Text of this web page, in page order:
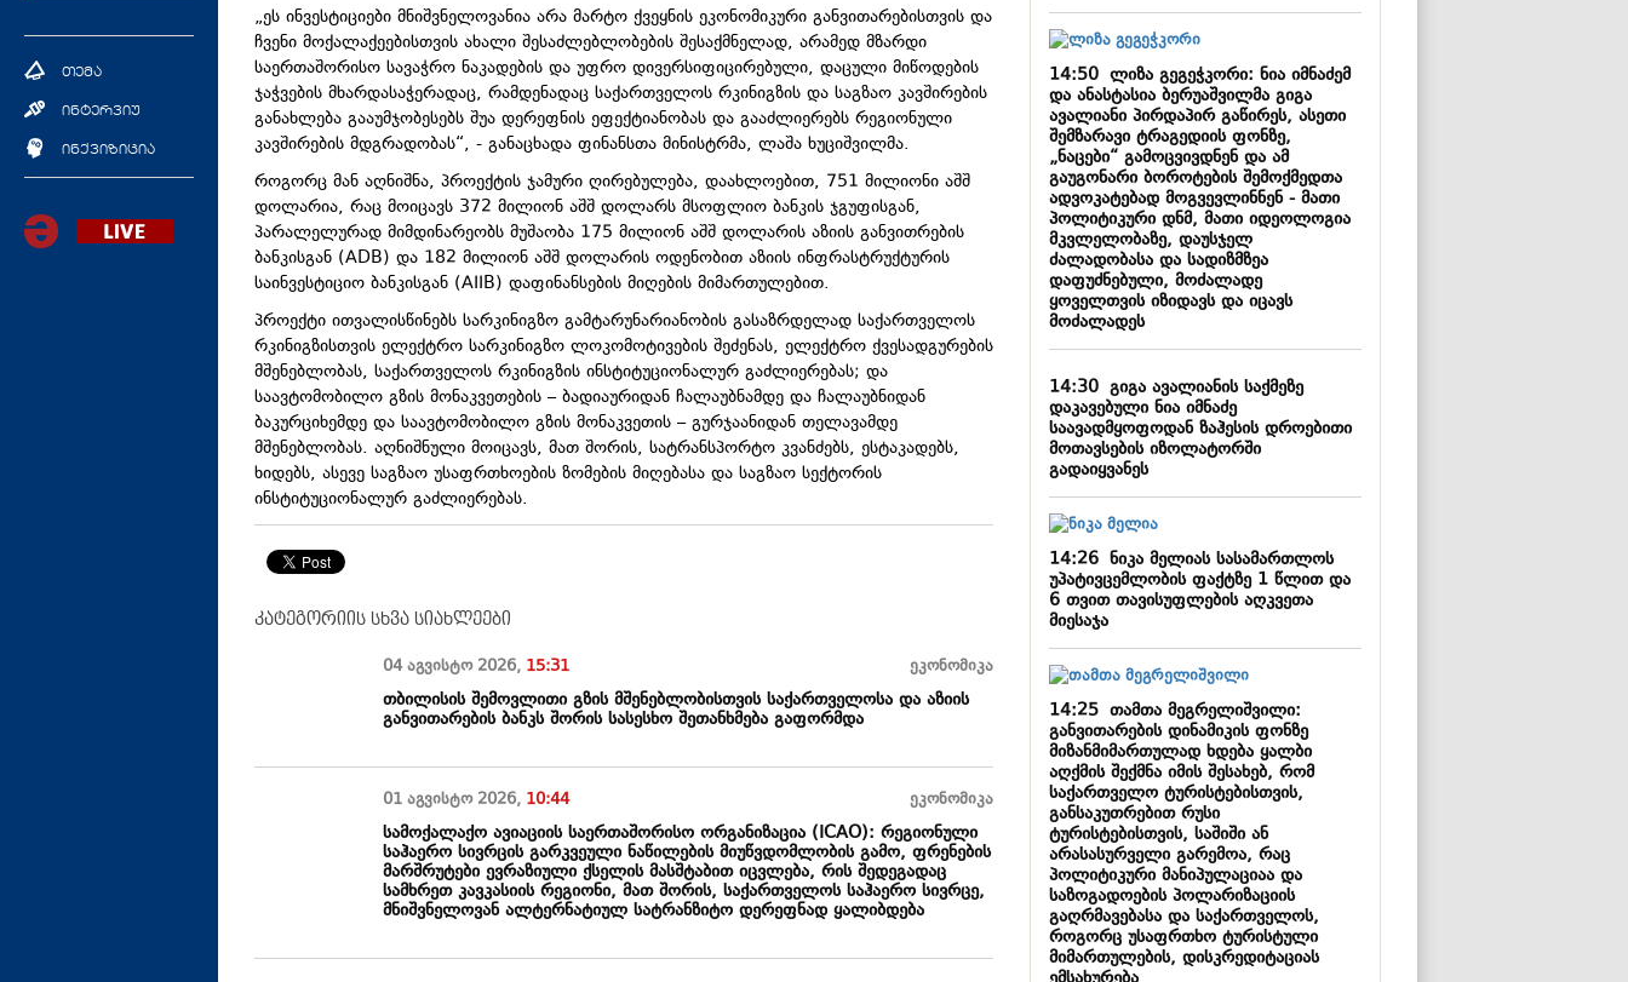
თემა
ინტერვიუ
ინქვიზიცია
„ეს ინვესტიციები მნიშვნელოვანია არა მარტო ქვეყნის ეკონომიკური განვითარებისთვის და
ჩვენი მოქალაქეებისთვის ახალი შესაძლებლობების შესაქმნელად, არამედ მზარდი
საერთაშორისო სავაჭრო ნაკადების და უფრო დივერსიფიცირებული, დაცული მიწოდების
ჯაჭვების მხარდასაჭერადაც, რამდენადაც საქართველოს რკინიგზის და საგზაო კავშირების
განახლება გააუმჯობესებს შუა დერეფნის ეფექტიანობას და გააძლიერებს რეგიონული
კავშირების მდგრადობას“, - განაცხადა ფინანსთა მინისტრმა, ლაშა ხუციშვილმა.
როგორც მან აღნიშნა, პროექტის ჯამური ღირებულება, დაახლოებით, 751 მილიონი აშშ
დოლარია, რაც მოიცავს 372 მილიონ აშშ დოლარს მსოფლიო ბანკის ჯგუფისგან,
პარალელურად მიმდინარეობს მუშაობა 175 მილიონ აშშ დოლარის აზიის განვითრების
ბანკისგან (ADB) და 182 მილიონ აშშ დოლარის ოდენობით აზიის ინფრასტრუქტურის
საინვესტიციო ბანკისგან (AIIB) დაფინანსების მიღების მიმართულებით.
პროექტი ითვალისწინებს სარკინიგზო გამტარუნარიანობის გასაზრდელად საქართველოს
რკინიგზისთვის ელექტრო სარკინიგზო ლოკომოტივების შეძენას, ელექტრო ქვესადგურების
მშენებლობას, საქართველოს რკინიგზის ინსტიტუციონალურ გაძლიერებას; და
საავტომობილო გზის მონაკვეთების – ბადიაურიდან ჩალაუბნამდე და ჩალაუბნიდან
ბაკურციხემდე და საავტომობილო გზის მონაკვეთის – გურჯაანიდან თელავამდე
მშენებლობას. აღნიშნული მოიცავს, მათ შორის, სატრანსპორტო კვანძებს, ესტაკადებს,
ხიდებს, ასევე საგზაო უსაფრთხოების ზომების მიღებასა და საგზაო სექტორის
ინსტიტუციონალურ გაძლიერებას.
კატეგორიის სხვა სიახლეები
04 აგვისტო 2026, 15:31 ეკონომიკა
თბილისის შემოვლითი გზის მშენებლობისთვის საქართველოსა და აზიის
განვითარების ბანკს შორის სასესხო შეთანხმება გაფორმდა
01 აგვისტო 2026, 10:44 ეკონომიკა
სამოქალაქო ავიაციის საერთაშორისო ორგანიზაცია (ICAO): რეგიონული
საჰაერო სივრცის გარკვეული ნაწილების მიუწვდომლობის გამო, ფრენების
მარშრუტები ევრაზიული ქსელის მასშტაბით იცვლება, რის შედეგადაც
სამხრეთ კავკასიის რეგიონი, მათ შორის, საქართველოს საჰაერო სივრცე,
მნიშვნელოვან ალტერნატიულ სატრანზიტო დერეფნად ყალიბდება
14:50ლიზა გეგეჭკორი: ნია იმნაძემ
და ანასტასია ბერუაშვილმა გიგა
ავალიანი პირდაპირ გაწირეს, ასეთი
შემზარავი ტრაგედიის ფონზე,
„ნაცები“ გამოცვივდნენ და ამ
გაუგონარი ბოროტების შემოქმედთა
ადვოკატებად მოგვევლინნენ - მათი
პოლიტიკური დნმ, მათი იდეოლოგია
მკვლელობაზე, დაუსჯელ
ძალადობასა და სადიზმზეა
დაფუძნებული, მოძალადე
ყოველთვის იზიდავს და იცავს
მოძალადეს
14:30გიგა ავალიანის საქმეზე
დაკავებული ნია იმნაძე
საავადმყოფოდან ზაჰესის დროებითი
მოთავსების იზოლატორში
გადაიყვანეს
14:26ნიკა მელიას სასამართლოს
უპატივცემლობის ფაქტზე 1 წლით და
6 თვით თავისუფლების აღკვეთა
მიესაჯა
14:25თამთა მეგრელიშვილი:
განვითარების დინამიკის ფონზე
მიზანმიმართულად ხდება ყალბი
აღქმის შექმნა იმის შესახებ, რომ
საქართველო ტურისტებისთვის,
განსაკუთრებით რუსი
ტურისტებისთვის, საშიში ან
არასასურველი გარემოა, რაც
პოლიტიკური მანიპულაციაა და
საზოგადოების პოლარიზაციის
გაღრმავებასა და საქართველოს,
როგორც უსაფრთხო ტურისტული
მიმართულების, დისკრედიტაციას